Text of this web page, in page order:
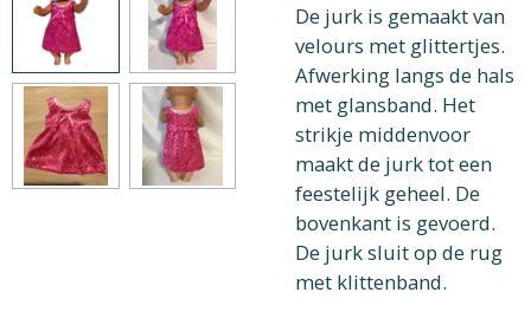
De jurk is gemaakt van
velours met glittertjes.
Afwerking langs de hals
met glansband. Het
strikje middenvoor
maakt de jurk tot een
feestelijk geheel. De
bovenkant is gevoerd.
De jurk sluit op de rug
met klittenband.